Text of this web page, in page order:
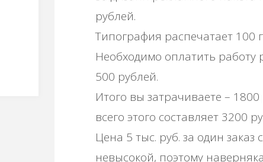
рублей.
Типография распечатает 100
Необходимо оплатить работу
500 рублей.
Итого вы затрачиваете –
всего этого составляет 3200
Цена 5 тыс. руб. за один заказ
невысокой, поэтому